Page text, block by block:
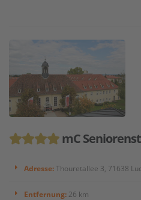
mC
Adresse:Thouretallee 3, 71638
Entfernung: 26 km